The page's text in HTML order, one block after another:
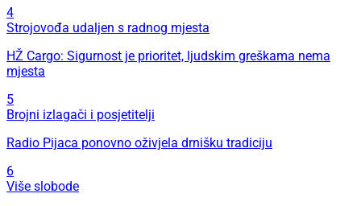
4
Strojovođa udaljen s radnog mjesta
HŽ Cargo: Sigurnost je prioritet, ljudskim greškama nema
mjesta
5
Brojni izlagači i posjetitelji
Radio Pijaca ponovno oživjela drnišku tradiciju
6
Više slobode